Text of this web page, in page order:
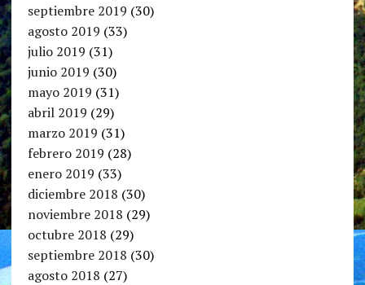
septiembre 2019 (30)
agosto 2019 (33)
julio 2019 (31)
junio 2019 (30)
mayo 2019 (31)
abril 2019 (29)
marzo 2019 (31)
febrero 2019 (28)
enero 2019 (33)
diciembre 2018 (30)
noviembre 2018 (29)
octubre 2018 (29)
septiembre 2018 (30)
agosto 2018 (27)